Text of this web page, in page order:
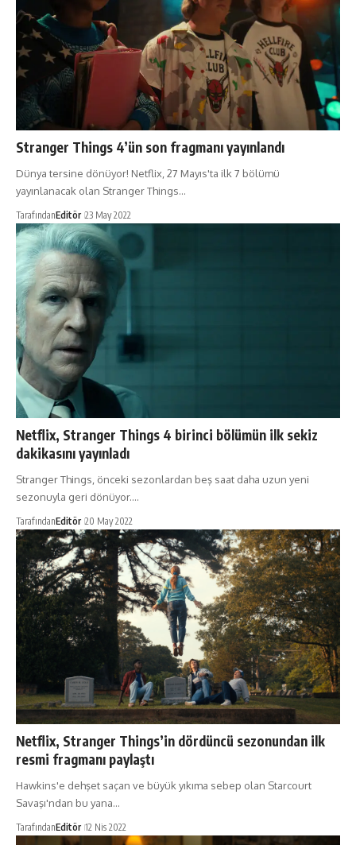
Stranger Things 4’ün son fragmanı yayınlandı
Dünya tersine dönüyor! Netflix, 27 Mayıs'ta ilk 7 bölümü
yayınlanacak olan Stranger Things…
TarafındanEditör 23 May 2022
Netflix, Stranger Things 4 birinci bölümün ilk sekiz
dakikasını yayınladı
Stranger Things, önceki sezonlardan beş saat daha uzun yeni
sezonuyla geri dönüyor.…
TarafındanEditör 20 May 2022
Netflix, Stranger Things’in dördüncü sezonundan ilk
resmi fragmanı paylaştı
Hawkins'e dehşet saçan ve büyük yıkıma sebep olan Starcourt
Savaşı'ndan bu yana…
TarafındanEditör 12 Nis 2022